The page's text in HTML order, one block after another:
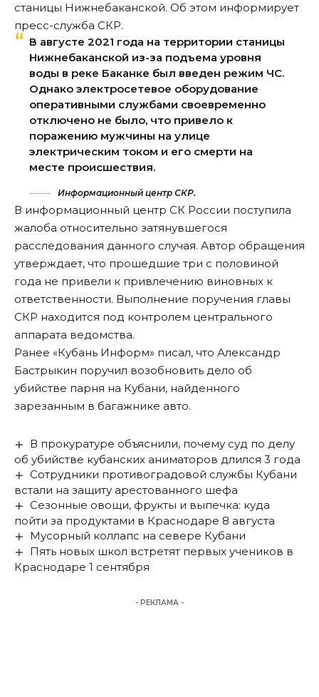
станицы Нижнебаканской. Об этом информирует
пресс-служба СКР.
В августе 2021 года на территории станицы
Нижнебаканской из-за подъема уровня
воды в реке Баканке был введен режим ЧС.
Однако электросетевое оборудование
оперативными службами своевременно
отключено не было, что привело к
поражению мужчины на улице
электрическим током и его смерти на
месте происшествия.
Информационный центр СКР.
В информационный центр СК России поступила
жалоба относительно затянувшегося
расследования данного случая. Автор обращения
утверждает, что прошедшие три с половиной
года не привели к привлечению виновных к
ответственности. Выполнение поручения главы
СКР находится под контролем центрального
аппарата ведомства.
Ранее «Кубань Информ» писал, что Александр
Бастрыкин поручил возобновить дело об
убийстве парня на Кубани, найденного
зарезанным в багажнике авто.
В прокуратуре объяснили, почему суд по делу
об убийстве кубанских аниматоров длился 3 года
Сотрудники противоградовой службы Кубани
встали на защиту арестованного шефа
Сезонные овощи, фрукты и выпечка: куда
пойти за продуктами в Краснодаре 8 августа
Мусорный коллапс на севере Кубани
Пять новых школ встретят первых учеников в
Краснодаре 1 сентября
- РЕКЛАМА -